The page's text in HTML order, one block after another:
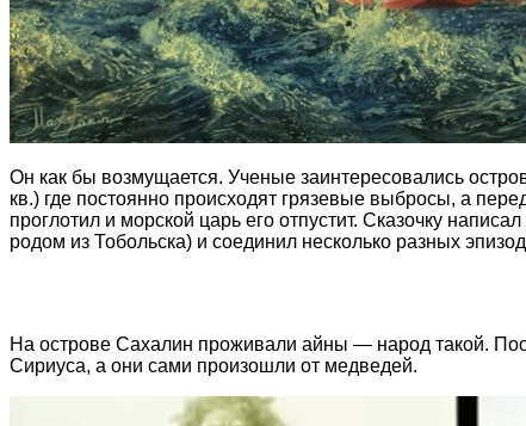
Он как бы возмущается. Ученые заинтересовались
кв.) где постоянно происходят грязевые выбросы, а
проглотил и морской царь его отпустит. Сказочку
родом из Тобольска) и соединил несколько разных
На острове Сахалин проживали айны — народ такой.
Сириуса, а они сами произошли от медведей.